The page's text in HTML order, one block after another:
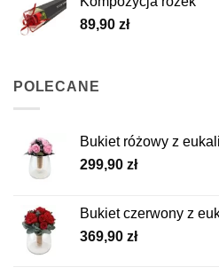
89,90 zł
POLECANE
Bukiet różowy z
299,90 zł
Bukiet czerwony z
369,90 zł